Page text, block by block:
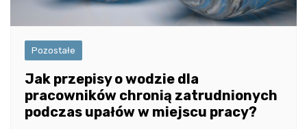
Pozostałe
Jak przepisy o wodzie dla
pracowników chronią zatrudnionych
podczas upałów w miejscu pracy?